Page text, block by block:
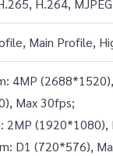
H.264, MJPEG
Main Profile,
4MP
Max 30fps;
2MP (1920*1080),
D1 (720*576),